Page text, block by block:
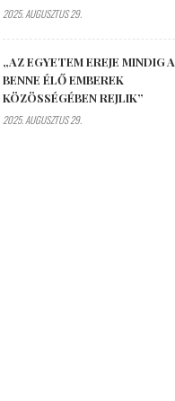
2025. AUGUSZTUS 29.
„AZ EGYETEM EREJE MINDIG A
BENNE ÉLŐ EMBEREK
KÖZÖSSÉGÉBEN REJLIK”
2025. AUGUSZTUS 29.